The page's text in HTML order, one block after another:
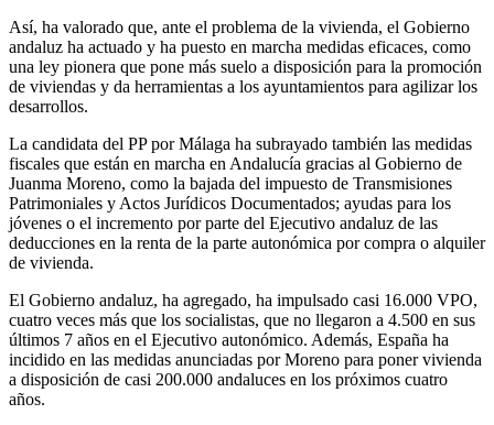
Así, ha valorado que, ante el problema de la vivienda, el Gobierno
andaluz ha actuado y ha puesto en marcha medidas eficaces, como
una ley pionera que pone más suelo a disposición para la promoción
de viviendas y da herramientas a los ayuntamientos para agilizar los
desarrollos.
La candidata del PP por Málaga ha subrayado también las medidas
fiscales que están en marcha en Andalucía gracias al Gobierno de
Juanma Moreno, como la bajada del impuesto de Transmisiones
Patrimoniales y Actos Jurídicos Documentados; ayudas para los
jóvenes o el incremento por parte del Ejecutivo andaluz de las
deducciones en la renta de la parte autonómica por compra o alquiler
de vivienda.
El Gobierno andaluz, ha agregado, ha impulsado casi 16.000 VPO,
cuatro veces más que los socialistas, que no llegaron a 4.500 en sus
últimos 7 años en el Ejecutivo autonómico. Además, España ha
incidido en las medidas anunciadas por Moreno para poner vivienda
a disposición de casi 200.000 andaluces en los próximos cuatro
años.